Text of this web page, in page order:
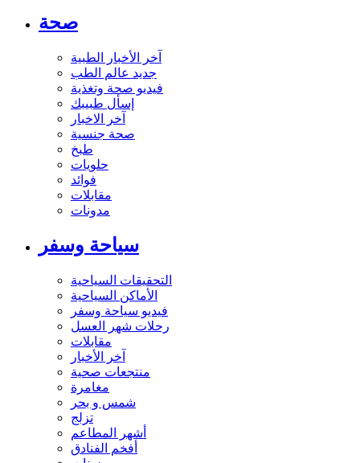
صحة
آخر الأخبار الطبية
جديد عالم الطب
فيديو صحة وتغذية
إسأل طبيبك
آخر الاخبار
صحة جنسية
طبخ
حلويات
فوائد
مقابلات
مدونات
سياحة وسفر
التحقيقات السياحية
الأماكن السياحية
فيديو سياحة وسفر
رحلات شهر العسل
مقابلات
آخر الأخبار
منتجعات صحية
مغامرة
شمس و بحر
تزلج
أشهر المطاعم
أفخم الفنادق